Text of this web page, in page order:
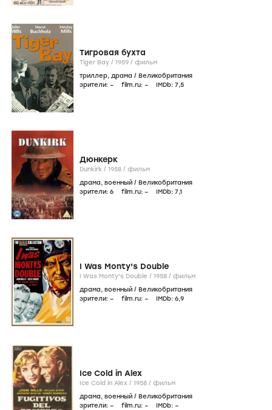
Тигровая бухта
Tiger Bay / 1959 / фильм
триллер, драма / Великобритания
зрители: – film.ru: – IMDb: 7,5
Дюнкерк
Dunkirk / 1958 / фильм
драма, военный / Великобритания
зрители: 6 film.ru: – IMDb: 7,1
I Was Monty's Double
I Was Monty's Double / 1958 / фильм
драма, военный / Великобритания
зрители: – film.ru: – IMDb: 6,9
Ice Cold in Alex
Ice Cold in Alex / 1958 / фильм
драма, военный / Великобритания
зрители: – film.ru: – IMDb: –